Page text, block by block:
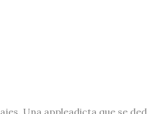
Una appleadicta que se